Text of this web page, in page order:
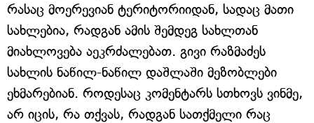
რასაც მოერევიან ტერიტორიიდან, სადაც მათი
სახლებია, რადგან ამის შემდეგ სახლთან
მიახლოვება აეკრძალებათ. გივი რაზმაძეს
სახლის ნაწილ-ნაწილ დაშლაში მეზობლები
ეხმარებიან. როდესაც კომენტარს სთხოვს ვინმე,
არ იცის, რა თქვას, რადგან სათქმელი რაც